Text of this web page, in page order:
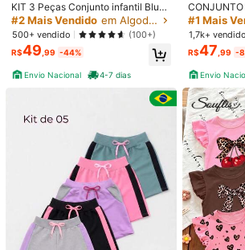
R$62,90
Entrega em 4-7 dias
Vendedor Indicado
Kit com 3 Conjuntos
inos Canelados – Blusa com Babadinhos
+ Short Cós Traseiro
Tamanho
KIT 3 Peças Conjunto infantil Blusa
+ Short e cinto moda verão menina
4-12
#2 Mais Vendido em Algodão Camisa coordenada para meninas
500+ vendido (100+)
R$49 ,99 -44%
Envio Nacional 4-7 dias
CONJUNTO
NA.
#1 Mais
1,7k+ vendido
R$47 ,99 -
Envio